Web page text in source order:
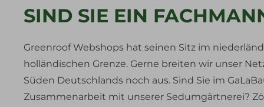
SIND SIE EIN
Greenroof Webshops hat seinen Sitz im
holländischen Grenze. Gerne breiten wir unser
Süden Deutschlands noch aus. Sind Sie im
Zusammenarbeit mit unserer Sedumgärtnerei?